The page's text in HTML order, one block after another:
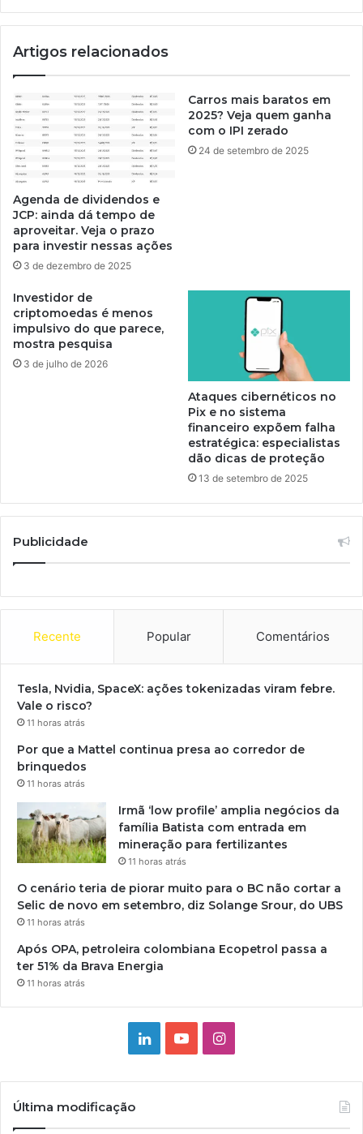
Artigos relacionados
Agenda de dividendos e
JCP: ainda dá tempo de
aproveitar. Veja o prazo
para investir nessas ações
3 de dezembro de 2025
Carros mais baratos em
2025? Veja quem ganha
com o IPI zerado
24 de setembro de 2025
Investidor de
criptomoedas é menos
impulsivo do que parece,
mostra pesquisa
3 de julho de 2026
Ataques cibernéticos no
Pix e no sistema
financeiro expõem falha
estratégica: especialistas
dão dicas de proteção
13 de setembro de 2025
Publicidade
Recente Popular Comentários
Tesla, Nvidia, SpaceX: ações tokenizadas viram febre.
Vale o risco?
11 horas atrás
Por que a Mattel continua presa ao corredor de
brinquedos
11 horas atrás
Irmã ‘low profile’ amplia negócios da
família Batista com entrada em
mineração para fertilizantes
11 horas atrás
O cenário teria de piorar muito para o BC não cortar a
Selic de novo em setembro, diz Solange Srour, do UBS
11 horas atrás
Após OPA, petroleira colombiana Ecopetrol passa a
ter 51% da Brava Energia
11 horas atrás
LinkedinYouTubeInstagram
Última modificação